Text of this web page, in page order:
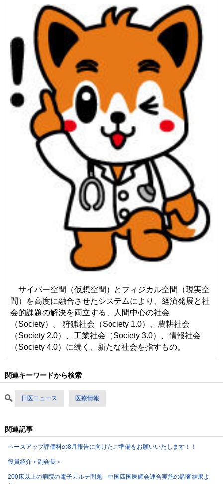
サイバー空間（仮想空間）とフィジカル空間（現実空
間）を高度に融合させたシステムにより、経済発展と社
会的課題の解決を両立する、人間中心の社会
（Society）。 狩猟社会（Society 1.0）、農耕社会
（Society 2.0）、工業社会（Society 3.0）、情報社会
（Society 4.0）に続く、新たな社会を指すもの。
関連キーワードから検索
日医ニュース 医療情報
関連記事
ベースアップ評価料の8月報告に向けたご準備をお願いいたします！！
役員紹介＜副会長＞
200床以上の病院の電子カルテ問題―中国四国医師会連合実施の調査結果よ